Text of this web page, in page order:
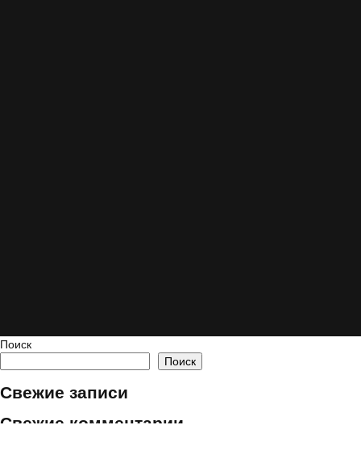
Поиск
Поиск
Свежие записи
Свежие комментарии